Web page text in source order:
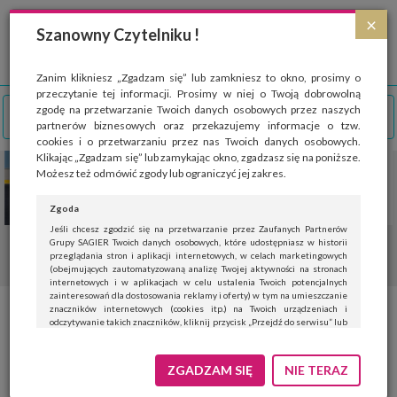
×
Szanowny Czytelniku !
Zanim klikniesz „Zgadzam się” lub zamkniesz to okno, prosimy o
przeczytanie tej informacji. Prosimy w niej o Twoją dobrowolną
zgodę na przetwarzanie Twoich danych osobowych przez naszych
partnerów biznesowych oraz przekazujemy informacje o tzw.
cookies i o przetwarzaniu przez nas Twoich danych osobowych.
Klikając „Zgadzam się” lub zamykając okno, zgadzasz się na poniższe.
Możesz też odmówić zgody lub ograniczyć jej zakres.
Zgoda
Jeśli chcesz zgodzić się na przetwarzanie przez Zaufanych Partnerów
Grupy SAGIER Twoich danych osobowych, które udostępniasz w historii
przeglądania stron i aplikacji internetowych, w celach marketingowych
(obejmujących zautomatyzowaną analizę Twojej aktywności na stronach
internetowych i w aplikacjach w celu ustalenia Twoich potencjalnych
zainteresowań dla dostosowania reklamy i oferty) w tym na umieszczanie
znaczników internetowych (cookies itp.) na Twoich urządzeniach i
odczytywanie takich znaczników, kliknij przycisk „Przejdź do serwisu” lub
Jeśli nie chcesz wyrazić zgody, kliknij „Nie teraz”.
Wyrażenie zgody jest dobrowolne. Możesz edytować zakres zgody, w tym
ZGADZAM SIĘ NIE TERAZ
Strona wykorzystuje pliki cookies, które służą głównie do celów statystycznych.
Wyrażając zgodę na używanie 'cookies', zezwalasz na zapisanie ich w pamięci
przeglądarki. Przejdź do
polityki cookies
Na drugi koniec Europy bez
noclegu po drodze? Nie ryzykuj!